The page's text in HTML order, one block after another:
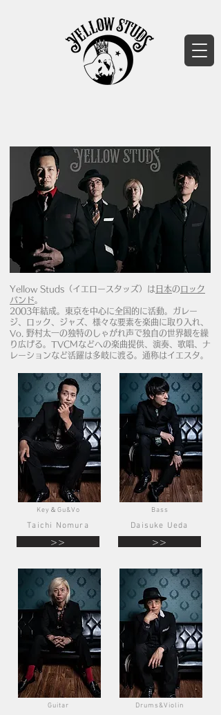
Yellow Studs（イエロースタッズ）は 日本のロック
バンド。
2003年結成。東京を中心に全国的に活動。ガレー
ジ、ロック、ジャズ、様々な要素を楽曲に取り入れ、
Vo. 野村太一の独特のしゃがれ声で独自の世界観を繰
り広げる。TVCMなどへの楽曲提供、演奏、歌唱、ナ
レーションなど活躍は多岐に渡る。通称はイエスタ。
Key＆Gu&Vo
Taichi Nomura
>>
Guitar
Bass
Daisuke Ueda
>>
Drums&Violin